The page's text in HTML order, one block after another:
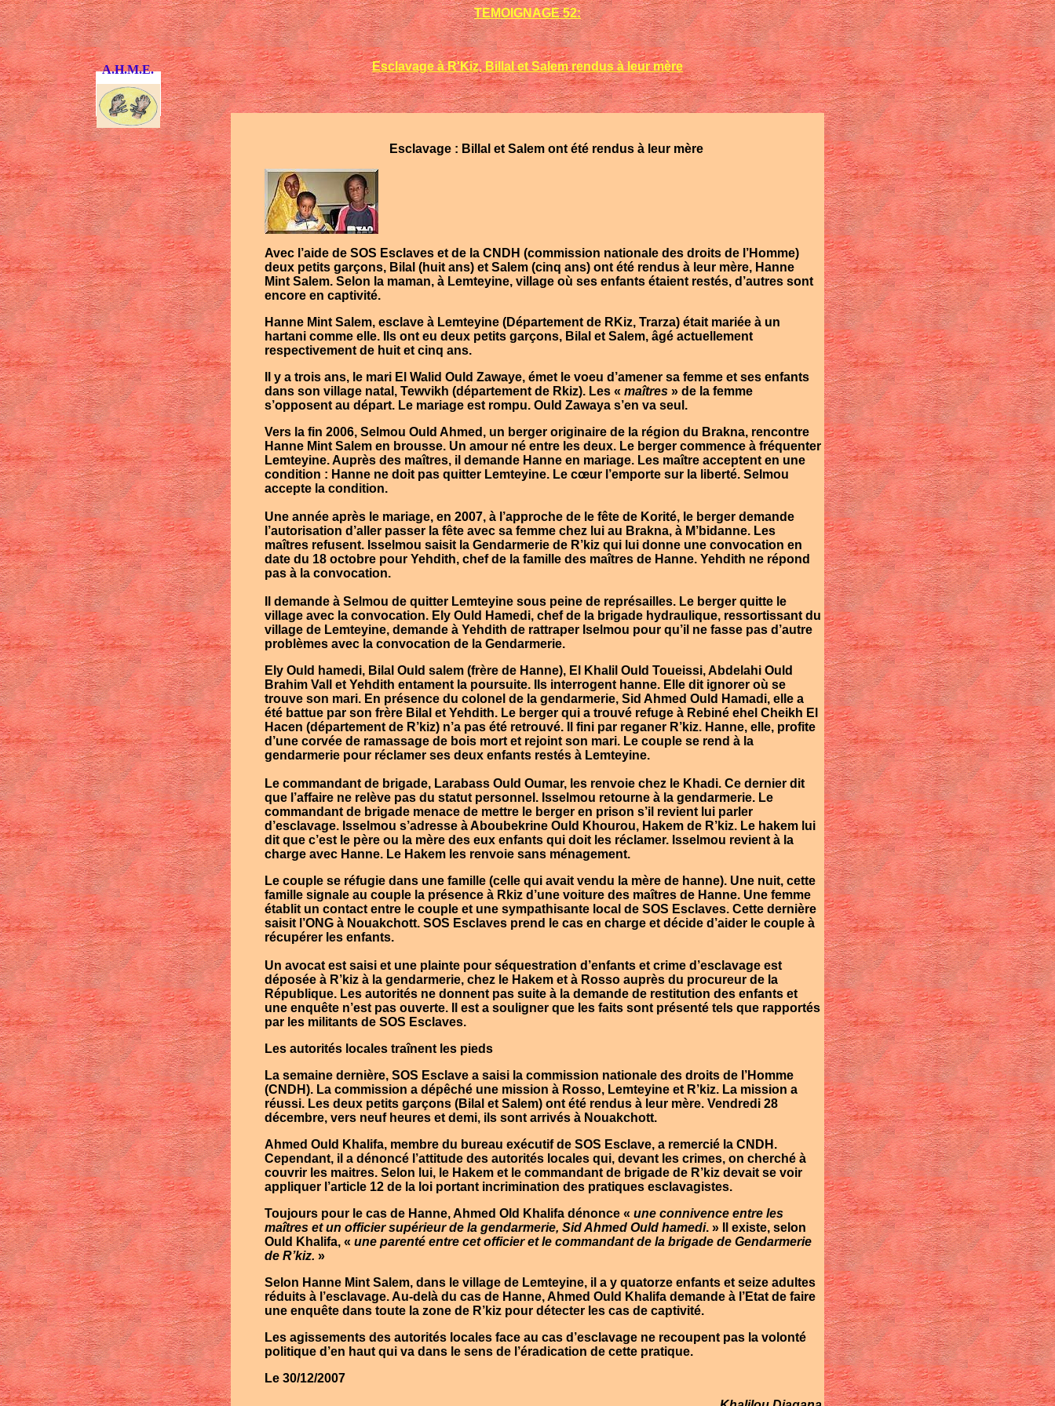
TEMOIGNAGE 52:
A.H.M.E. Esclavage à R'Kiz, Billal et Salem rendus à leur mère
Esclavage : Billal et Salem ont été rendus à leur mère
Avec l’aide de SOS Esclaves et de la CNDH (commission nationale des droits de l’Homme)
deux petits garçons, Bilal (huit ans) et Salem (cinq ans) ont été rendus à leur mère, Hanne
Mint Salem. Selon la maman, à Lemteyine, village où ses enfants étaient restés, d’autres sont
encore en captivité.
Hanne Mint Salem, esclave à Lemteyine (Département de RKiz, Trarza) était mariée à un
hartani comme elle. Ils ont eu deux petits garçons, Bilal et Salem, âgé actuellement
respectivement de huit et cinq ans.
Il y a trois ans, le mari El Walid Ould Zawaye, émet le voeu d’amener sa femme et ses enfants
dans son village natal, Tewvikh (département de Rkiz). Les « maîtres » de la femme
s’opposent au départ. Le mariage est rompu. Ould Zawaya s’en va seul.
Vers la fin 2006, Selmou Ould Ahmed , un berger originaire de la région du Brakna, rencontre
Hanne Mint Salem en brousse. Un amour né entre les deux. Le berger commence à fréquenter
Lemteyine. Auprès des maîtres, il demande Hanne en mariage. Les maître acceptent en une
condition : Hanne ne doit pas quitter Lemteyine. Le cœur l’emporte sur la liberté. Selmou
accepte la condition.
Une année après le mariage, en 2007, à l’approche de le fête de Korité, le berger demande
l’autorisation d’aller passer la fête avec sa femme chez lui au Brakna, à M’bidanne. Les
maîtres refusent. Isselmou saisit la Gendarmerie de R’kiz qui lui donne une convocation en
date du 18 octobre pour Yehdith, chef de la famille des maîtres de Hanne. Yehdith ne répond
pas à la convocation.
Il demande à Selmou de quitter Lemteyine sous peine de représailles. Le berger quitte le
village avec la convocation. Ely Ould Hamedi, chef de la brigade hydraulique, ressortissant du
village de Lemteyine, demande à Yehdith de rattraper Iselmou pour qu’il ne fasse pas d’autre
problèmes avec la convocation de la Gendarmerie.
Ely Ould hamedi, Bilal Ould salem (frère de Hanne), El Khalil Ould Toueissi, Abdelahi Ould
Brahim Vall
et Yehdith entament la poursuite. Ils interrogent hanne. Elle dit ignorer où se
trouve son mari. En présence du colonel de la gendarmerie, Sid Ahmed Ould Hamadi, elle a
été battue par son frère Bilal et Yehdith. Le berger qui a trouvé refuge à Rebiné ehel Cheikh El
Hacen (département de R’kiz) n’a pas été retrouvé. Il fini par reganer R’kiz. Hanne, elle, profite
d’une corvée de ramassage de bois mort et rejoint son mari. Le couple se rend à la
gendarmerie pour réclamer ses deux enfants restés à Lemteyine.
Le commandant de brigade, Larabass Ould Oumar, les renvoie chez le Khadi. Ce dernier dit
que l’affaire ne relève pas du statut personnel. Isselmou retourne à la gendarmerie. Le
commandant de brigade menace de mettre le berger en prison s’il revient lui parler
d’esclavage. Isselmou s’adresse àAboubekrine Ould Khourou, Hakem de R’kiz. Le hakem lui
dit que c’est le père ou la mère des eux enfants qui doit les réclamer. Isselmou revient à la
charge avec Hanne. Le Hakem les renvoie sans ménagement.
Le couple se réfugie dans une famille (celle qui avait vendu la mère de hanne). Une nuit, cette
famille signale au couple la présence à Rkiz d’une voiture des maîtres de Hanne. Une femme
établit un contact entre le couple et une sympathisante local de SOS Esclaves. Cette dernière
saisit l’ONG à Nouakchott. SOS Esclaves prend le cas en charge et décide d’aider le couple à
récupérer les enfants.
Un avocat est saisi et une plainte pour séquestration d’enfants et crime d’esclavage est
déposée à R’kiz à la gendarmerie, chez le Hakem et à Rosso auprès du procureur de la
République. Les autorités ne donnent pas suite à la demande de restitution des enfants et
une enquête n’est pas ouverte. Il est a souligner que les faits sont présenté tels que rapportés
par les militants de SOS Esclaves.
Les autorités locales traînent les pieds
La semaine dernière, SOS Esclave a saisi la commission nationale des droits de l’Homme
(CNDH). La commission a dépêché une mission à Rosso, Lemteyine et R’kiz. La mission a
réussi. Les deux petits garçons (Bilal et Salem) ont été rendus à leur mère. Vendredi 28
décembre, vers neuf heures et demi, ils sont arrivés à Nouakchott.
Ahmed Ould Khalifa, membre du bureau exécutif de SOS Esclave, a remercié la CNDH .
Cependant, il a dénoncé l’attitude des autorités locales qui, devant les crimes, on cherché à
couvrir les maitres. Selon lui, le Hakem et le commandant de brigade de R’kiz devait se voir
appliquer l’article 12 de la loi portant incrimination des pratiques esclavagistes.
Toujours pour le cas de Hanne, Ahmed Old Khalifa dénonce « une connivence entre les
maîtres et un officier supérieur de la gendarmerie, Sid Ahmed Ould hamedi. » Il existe, selon
Ould Khalifa, « une parenté entre cet officier et le commandant de la brigade de Gendarmerie
de R’kiz. »
Selon Hanne Mint Salem, dans le village de Lemteyine, il a y quatorze enfants et seize adultes
réduits à l’esclavage. Au-delà du cas de Hanne, Ahmed Ould Khalifa demande à l’Etat de faire
une enquête dans toute la zone de R’kiz pour détecter les cas de captivité.
Les agissements des autorités locales face au cas d’esclavage ne recoupent pas la volonté
politique d’en haut qui va dans le sens de l’éradication de cette pratique.
Le 30/12/2007